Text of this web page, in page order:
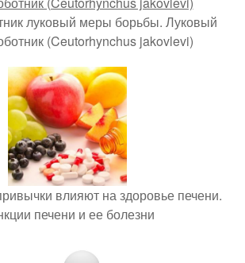
луковый меры борьбы. Луковый
(Ceutorhynchus jakovlevi)
влияют на здоровье печени.
печени и ее болезни